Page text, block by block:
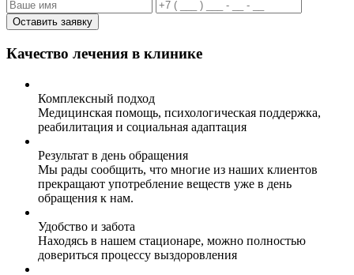
Оставить заявку
Качество лечения в клинике
Комплексный подход
Медицинская помощь, психологическая поддержка,
реабилитация и социальная адаптация
Результат в день обращения
Мы рады сообщить, что многие из наших клиентов
прекращают употребление веществ уже в день
обращения к нам.
Удобство и забота
Находясь в нашем стационаре, можно полностью
довериться процессу выздоровления